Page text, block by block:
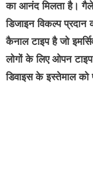
का आनंद मिलता है।
डिजाइन विकल्प
कैनाल टाइप है जो
लोगों के लिए ओपन
डिवाइस के इस्तेमाल